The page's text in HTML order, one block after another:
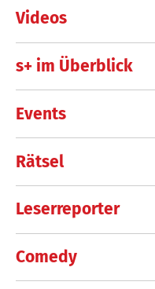
Videos
s+ im Überblick
Events
Rätsel
Leserreporter
Comedy